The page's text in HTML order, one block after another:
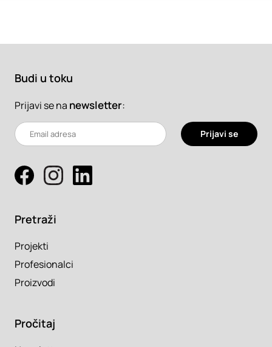
Budi u toku
Prijavi se na newsletter:
Prijavi se
Pretraži
Projekti
Profesionalci
Proizvodi
Pročitaj